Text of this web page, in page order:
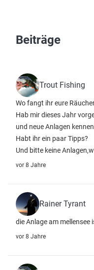
Beiträge
Trout Fishing
Wo fangt ihr eure
Hab mir dieses Jahr
und neue Anlagen
Habt ihr ein paar Tipps?
Und bitte keine
vor 8 Jahre
Rainer Tyrant
die Anlage am mellensee
vor 8 Jahre